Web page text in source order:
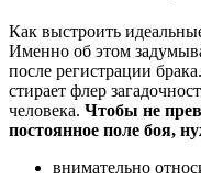
Как выстроить
Именно об этом
после регистрации
стирает флер
человека. Чтобы не
постоянное поле боя,
внимательно